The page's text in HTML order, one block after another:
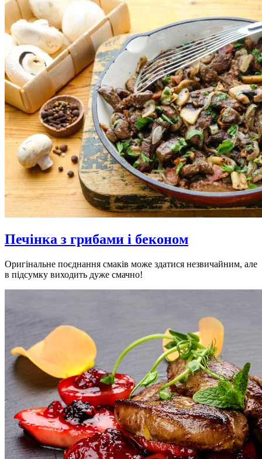
Печінка з грибами і беконом
Оригінальне поєднання смаків може здатися незвичайним, але
в підсумку виходить дуже смачно!